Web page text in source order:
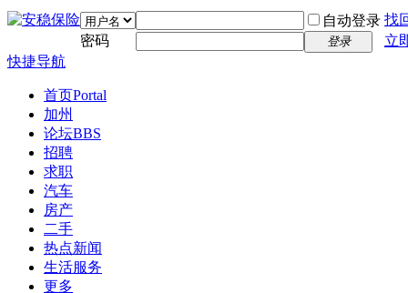
自动登录 找
密码
登录
立
快捷导航
首页Portal
加州
论坛BBS
招聘
求职
汽车
房产
二手
热点新闻
生活服务
更多